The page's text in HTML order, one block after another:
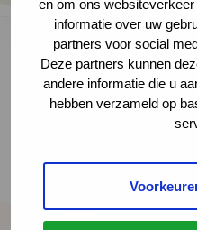
en om ons
informatie over uw
partners voor social
Deze partners kunnen
andere informatie die u
hebben verzameld op
In januari 2024 is er
workshop over
bereiden vragen we